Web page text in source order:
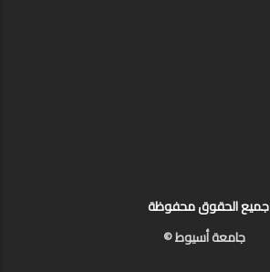
جميع الحقوق محفوظة
جامعة أسيوط ©